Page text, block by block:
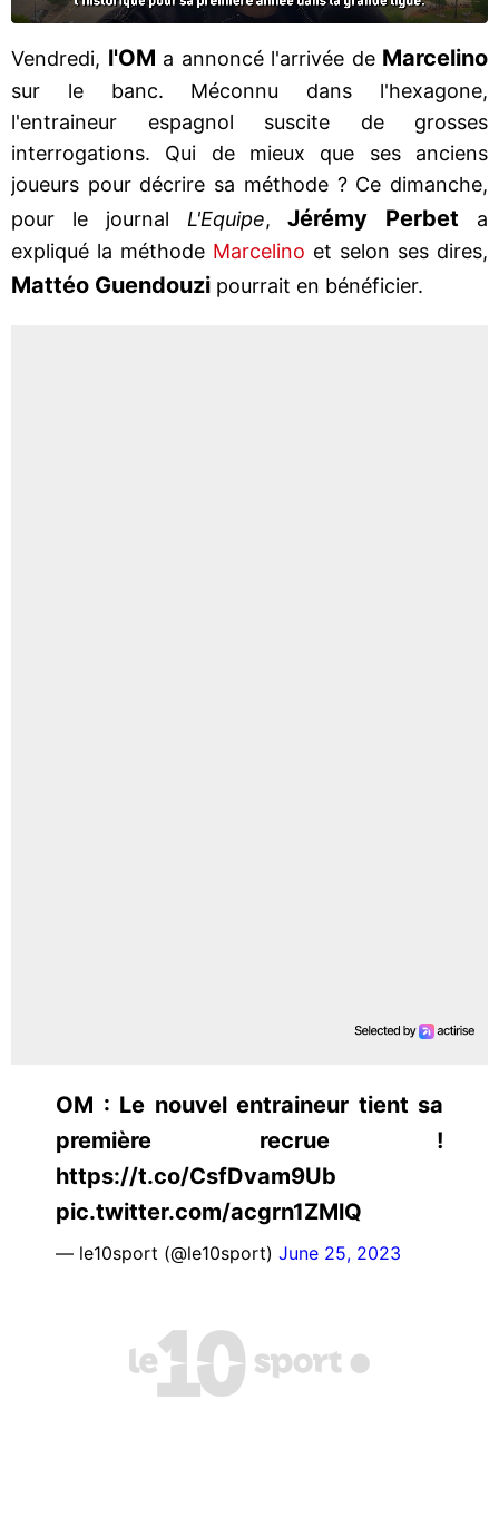
Vendredi, l'OM a annoncé l'arrivée de Marcelino
sur le banc. Méconnu dans l'hexagone,
l'entraineur espagnol suscite de grosses
interrogations. Qui de mieux que ses anciens
joueurs pour décrire sa méthode ? Ce dimanche,
pour le journal L'Equipe,Jérémy Perbet a
expliqué la méthode Marcelino et selon ses dires,
Mattéo Guendouzi pourrait en bénéficier.
OM : Le nouvel entraineur tient sa
première recrue !
https://t.co/CsfDvam9Ub
pic.twitter.com/acgrn1ZMlQ
— le10sport (@le10sport) June 25, 2023